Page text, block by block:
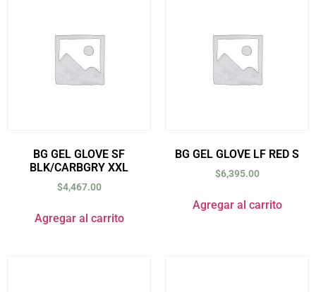
BG GEL GLOVE SF
BLK/CARBGRY XXL
$4,467.00
Agregar al carrito
BG GEL GLOVE LF RED S
$6,395.00
Agregar al carrito